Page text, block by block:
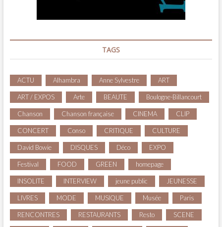
TAGS
ACTU Alhambra Anne Sylvestre ART
ART / EXPOS Arte BEAUTE Boulogne-Billancourt
Chanson Chanson française CINEMA CLIP
CONCERT Conso CRITIQUE CULTURE
David Bowie DISQUES Déco EXPO
Festival FOOD GREEN homepage
INSOLITE INTERVIEW jeune public JEUNESSE
LIVRES MODE MUSIQUE Musée Paris
RENCONTRES RESTAURANTS Resto SCENE